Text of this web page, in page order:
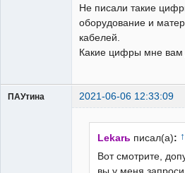
Не писали такие
оборудование и
кабелей.
Какие цифры мне вам
ПАУтина 2021-06-06 12:33:09
Lekarь писал(а): ↑
Вот смотрите,
вы у меня